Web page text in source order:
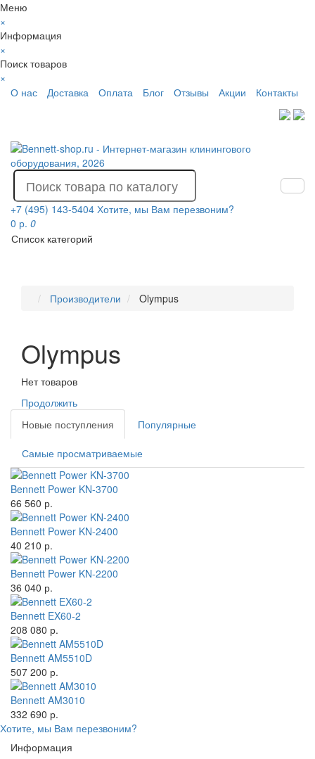
Меню
×
Информация
×
Поиск товаров
×
О нас
Доставка Оплата Блог Отзывы Акции Контакты
+7 (495) 143-5404 Хотите, мы Вам перезвоним?
0 р. 0
Список категорий
Производители Olympus
Olympus
Нет товаров
Продолжить
Новые поступления
Популярные
Самые просматриваемые
Bennett Power KN-3700
66 560 р.
Bennett Power KN-2400
40 210 р.
Bennett Power KN-2200
36 040 р.
Bennett EX60-2
208 080 р.
Bennett AM5510D
507 200 р.
Bennett AM3010
332 690 р.
Хотите, мы Вам перезвоним?
Информация